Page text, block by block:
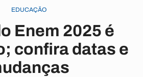
EDUCAÇÃO
Enem 2025 é
confira datas e